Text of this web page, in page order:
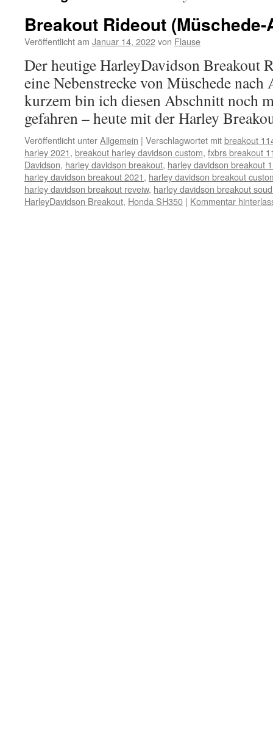
Breakout Rideout
Veröffentlicht am Januar 14, 2022von Flause
Der heutige HarleyDavidson Breakout
eine Nebenstrecke von Müschede
kurzem bin ich diesen Abschnitt noch
gefahren – heute mit der Harley
Veröffentlicht unterAllgemein | Verschlagwortet mitbreakout
harley 2021, breakout harley davidson custom, fxbrs breakout
Davidson, harley davidson breakout, harley davidson breakout
harley davidson breakout 2021, harley davidson breakout
harley davidson breakout reveiw, harley davidson breakout
HarleyDavidson Breakout, Honda SH350 | Kommentar